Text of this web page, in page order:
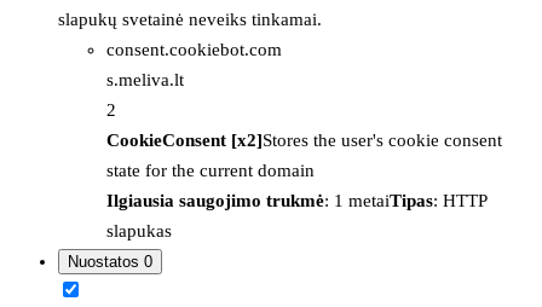
slapukų svetainė neveiks tinkamai.
consent.cookiebot.com
s.meliva.lt
2
CookieConsent [x2]Stores the user's cookie consent
state for the current domain
Ilgiausia saugojimo trukmė: 1 metaiTipas: HTTP
slapukas
Nuostatos 0